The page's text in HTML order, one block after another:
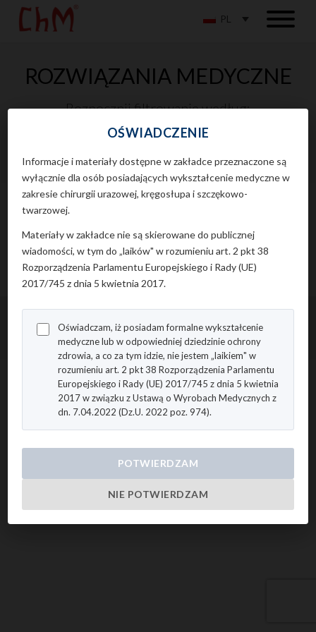
PL
ROZWIĄZANIA MEDYCZNE
Rozpocznij filtrowanie według:
Aby uzyskać dostęp do tej strony, musisz potwierdzić swój status
profesjonalisty medycznego.
© Copyright 2026 ChM sp. z o.o.. Wszelkie prawa zastrzeżone.
Polityka prywatności|Polityka cookies
Projekt i realizacja: Agencja Reklamowa 4E
OŚWIADCZENIE
Informacje i materiały dostępne w zakładce przeznaczone są
wyłącznie dla osób posiadających wykształcenie medyczne w
zakresie chirurgii urazowej, kręgosłupa i szczękowo-
twarzowej.
Materiały w zakładce nie są skierowane do publicznej
wiadomości, w tym do „laików" w rozumieniu art. 2 pkt 38
Rozporządzenia Parlamentu Europejskiego i Rady (UE)
2017/745 z dnia 5 kwietnia 2017.
Oświadczam, iż posiadam formalne wykształcenie
medyczne lub w odpowiedniej dziedzinie ochrony
zdrowia, a co za tym idzie, nie jestem „laikiem" w
rozumieniu art. 2 pkt 38 Rozporządzenia Parlamentu
Europejskiego i Rady (UE) 2017/745 z dnia 5 kwietnia
2017 w związku z Ustawą o Wyrobach Medycznych z
dn. 7.04.2022 (Dz.U. 2022 poz. 974).
POTWIERDZAM
NIE POTWIERDZAM